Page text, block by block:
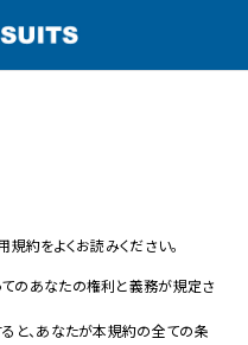
規約をよくお読みください。
のあなたの権利と義務が規定さ
ると、あなたが本規約の全ての条